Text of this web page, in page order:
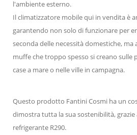
l'ambiente esterno.
Il climatizzatore mobile qui in vendita è
garantendo non solo di funzionare per
seconda delle necessità domestiche,
muffe che troppo spesso si creano
case a mare o nelle ville in campagna.
Questo prodotto Fantini Cosmi ha un
dimostra tutta la sua sostenibilità, grazie
refrigerante R290.